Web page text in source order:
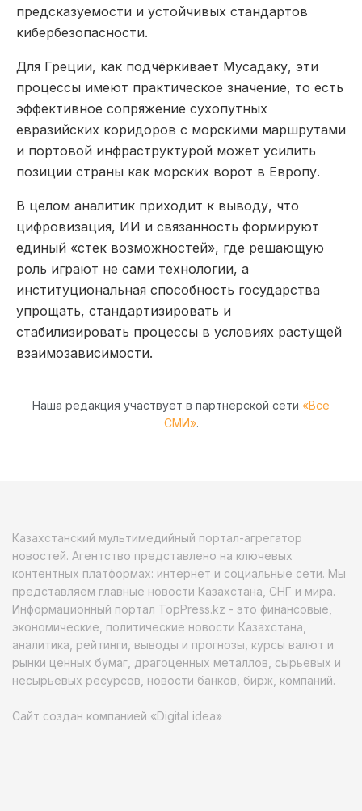
предсказуемости и устойчивых стандартов
кибербезопасности.
Для Греции, как подчёркивает Мусадаку, эти
процессы имеют практическое значение, то есть
эффективное сопряжение сухопутных
евразийских коридоров с морскими маршрутами
и портовой инфраструктурой может усилить
позиции страны как морских ворот в Европу.
В целом аналитик приходит к выводу, что
цифровизация, ИИ и связанность формируют
единый «стек возможностей», где решающую
роль играют не сами технологии, а
институциональная способность государства
упрощать, стандартизировать и
стабилизировать процессы в условиях растущей
взаимозависимости.
Наша редакция участвует в партнёрской сети «Все
СМИ».
Казахстанский мультимедийный портал-агрегатор
новостей. Агентство представлено на ключевых
контентных платформах: интернет и социальные сети. Мы
представляем главные новости Казахстана, СНГ и мира.
Информационный портал TopPress.kz - это финансовые,
экономические, политические новости Казахстана,
аналитика, рейтинги, выводы и прогнозы, курсы валют и
рынки ценных бумаг, драгоценных металлов, сырьевых и
несырьевых ресурсов, новости банков, бирж, компаний.
Сайт создан компанией «Digital idea»